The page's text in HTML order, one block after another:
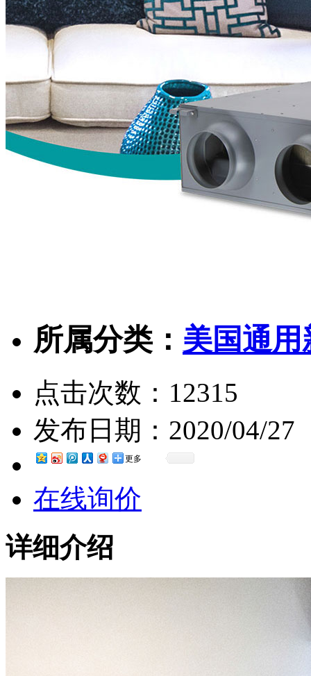
所属分类： 美国通
点击次数： 12315
发布日期： 2020/04/27
更多
在线询价
详细介绍